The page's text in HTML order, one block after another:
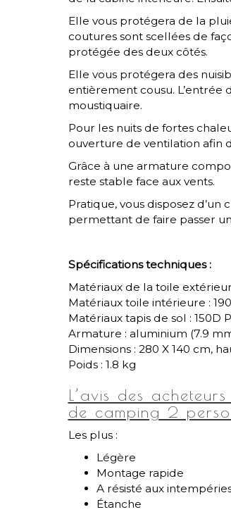
Elle vous protégera de la
coutures sont scellées de
protégée des deux côtés.
Elle vous protégera des
entièrement cousu. L’entrée
moustiquaire.
Pour les nuits de fortes
ouverture de ventilation afin
Grâce à une armature
reste stable face aux vents.
Pratique, vous disposez
permettant de faire passer
Spécifications techniques :
Matériaux de la toile
Matériaux toile intérieure :
Matériaux tapis de sol : 150D
Armature : aluminium (7.9
Dimensions : 280 X 140 cm,
Poids : 1.8 kg
L’avis des
de camping 2
Les plus :
Légère
Montage rapide
A résisté aux
Étanche